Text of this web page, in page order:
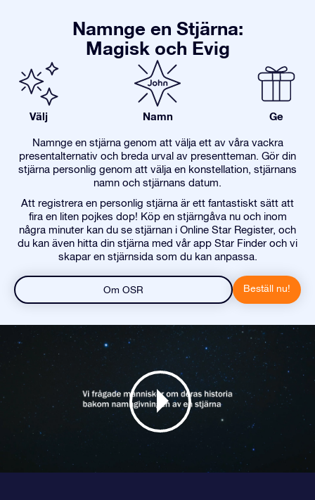
Namnge en Stjärna:
Magisk och Evig
Välj Namn Ge
Namnge en stjärna genom att välja ett av våra vackra
presentalternativ och breda urval av presentteman. Gör din
stjärna personlig genom att välja en konstellation, stjärnans
namn och stjärnans datum.
Att registrera en personlig stjärna är ett fantastiskt sätt att
fira en liten pojkes dop! Köp en stjärngåva nu och inom
några minuter kan du se stjärnan i Online Star Register, och
du kan även hitta din stjärna med vår app Star Finder och vi
skapar en stjärnsida som du kan anpassa.
Om OSR Beställ nu!